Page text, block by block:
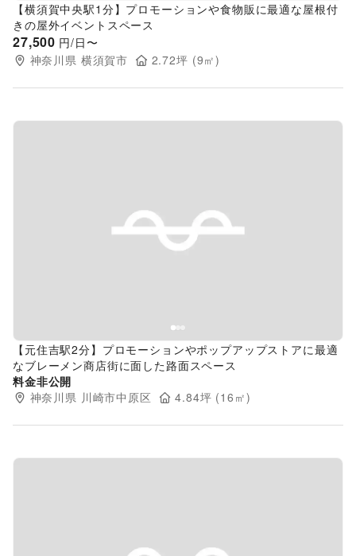
【横須賀中央駅1分】プロモーションや食物販に最適な屋根付
きの屋外イベントスペース
27,500 円/日〜
神奈川県 横須賀市 2.72坪 (9㎡)
Previous slide
【元住吉駅2分】プロモーションやポップアップストアに最適
なブレーメン商店街に面した路面スペース
料金非公開
神奈川県 川崎市中原区 4.84坪 (16 ㎡)